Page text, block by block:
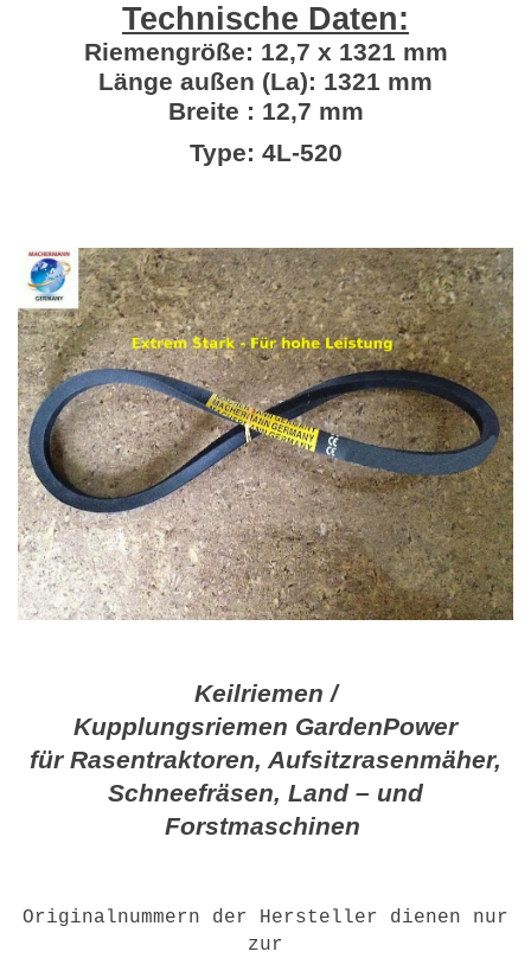
Technische Daten:
Riemengröße: 12,7 x 1321 mm
Länge außen (La): 1321 mm
Breite : 12,7 mm
Type: 4L-520
Keilriemen /
Kupplungsriemen GardenPower
für Rasentraktoren, Aufsitzrasenmäher,
Schneefräsen, Land – und
Forstmaschinen
Originalnummern der Hersteller dienen nur
zur